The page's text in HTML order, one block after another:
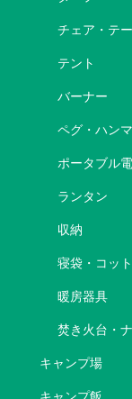
チェア・テ
テント
バーナー
ペグ・ハン
ポータブル
ランタン
収納
寝袋・コット
暖房器具
焚き火台・
キャンプ場